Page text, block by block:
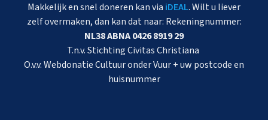
Makkelijk en snel doneren kan via iDEAL. Wilt u liever
zelf overmaken, dan kan dat naar: Rekeningnummer:
NL38 ABNA 0426 8919 29
T.n.v. Stichting Civitas Christiana
O.v.v. Webdonatie Cultuur onder Vuur + uw postcode en
huisnummer